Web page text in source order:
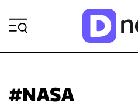
#NASA